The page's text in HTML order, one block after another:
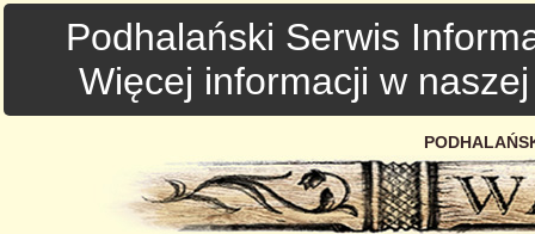
Podhalański Serwis
Więcej informacji w